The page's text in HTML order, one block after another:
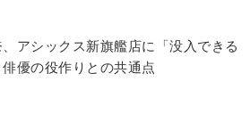
アシックス新旗艦店に「没入できる
優の役作りとの共通点